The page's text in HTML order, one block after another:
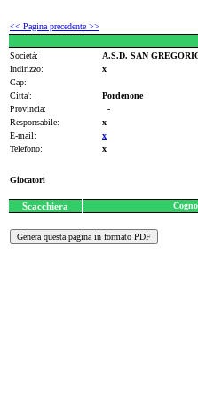
<< Pagina precedente >>
Società:
A.S.D. SAN
Indirizzo:
x
Cap:
Citta':
Pordenone
Provincia:
-
Responsabile:
x
E-mail:
x
Telefono:
x
Giocatori
Scacchiera